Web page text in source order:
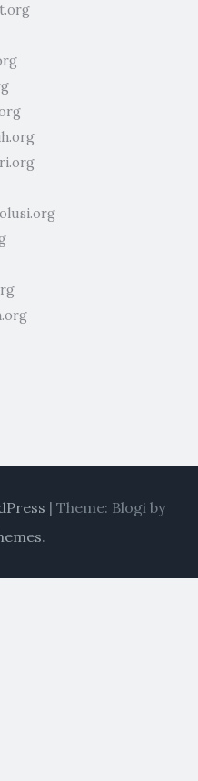
| Theme: Blogi by
.